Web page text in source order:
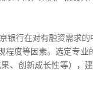
行在对有融资需求的
度等因素。选定专
、创新成长性等），